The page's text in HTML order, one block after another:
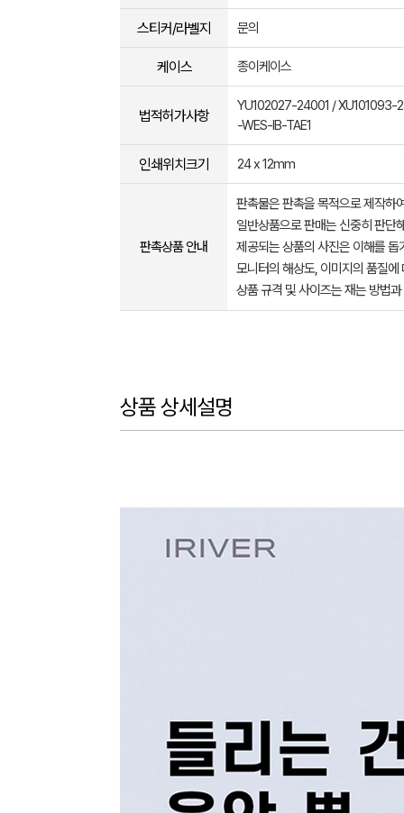
스티커/라벨지 문의
케이스 종이케이스
법적허가사항
YU102027-24001 / XU101093-
-WES-IB-TAE1
인쇄위치크기 24 x 12mm
판촉상품 안내
판촉물은 판촉을 목적으로 제작하
일반상품으로 판매는 신중히 판단
제공되는 상품의 사진은 이해를
모니터의 해상도, 이미지의 품질
상품 규격 및 사이즈는 재는 방법
상품 상세설명